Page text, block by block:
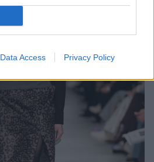
Data Access Privacy Policy